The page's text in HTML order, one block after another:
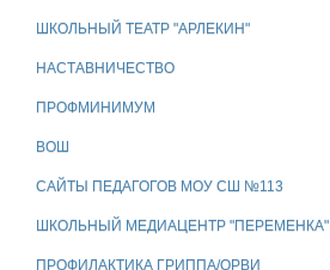
ШКОЛЬНЫЙ ТЕАТР "АРЛЕКИН"
НАСТАВНИЧЕСТВО
ПРОФМИНИМУМ
ВОШ
САЙТЫ ПЕДАГОГОВ МОУ СШ №113
ШКОЛЬНЫЙ МЕДИАЦЕНТР "ПЕРЕМЕНКА"
ПРОФИЛАКТИКА ГРИППА/ОРВИ